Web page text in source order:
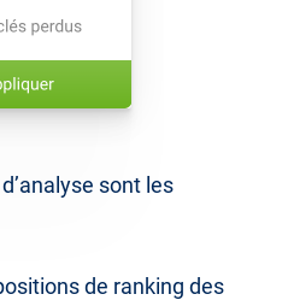
sont les
de ranking des